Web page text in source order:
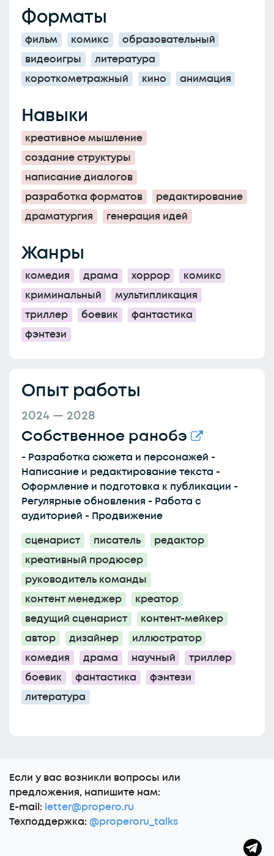
Форматы
фильм комикс
образовательный
видеоигры
литература
короткометражный
кино анимация
Навыки
креативное мышление
создание структуры
написание диалогов
разработка форматов
редактирование
драматургия
генерация идей
Жанры
комедия драма хоррор
комикс
криминальный
мультипликация
триллер
боевик
фантастика
фэнтези
Опыт работы
2024 — 2028
Собственное ранобэ
- Разработка сюжета и персонажей -
Написание и редактирование текста -
Оформление и подготовка к публикации -
Регулярные обновления - Работа с
аудиторией - Продвижение
сценарист
писатель
редактор
креативный продюсер
руководитель команды
контент менеджер
креатор
ведущий сценарист
контент-мейкер
автор
дизайнер
иллюстратор
комедия
драма научный
триллер
боевик
фантастика
фэнтези
литература
Еcли у вас возникли вопросы или
предложения, напишите нам:
E-mail: letter@propero.ru
Техподдержка: @properoru_talks